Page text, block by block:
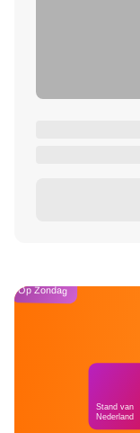
Op Zondag
Stand van
Nederland